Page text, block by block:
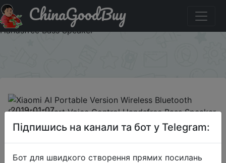
Придбати по знижці `60bb88` Xiaomi AI Portable
Version Wireless Bluetooth Speaker Smart Voice Control
Handsfree Bass Speaker
ChinaGoodBuy
2019-01-07
Xiaomi AI Portable Version Wireless
Bluetooth Speaker Smart Voice
Control Handsfree Bass Speaker
Підпишись на канали та бот у Telegram:
Бот для швидкого створення прямих посилань